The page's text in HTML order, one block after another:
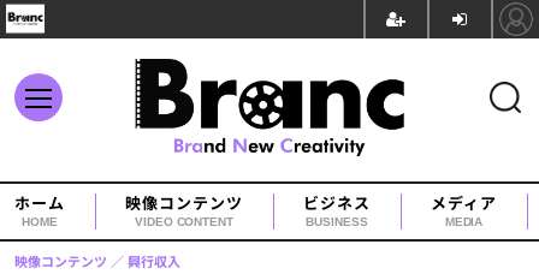
ホーム
HOME
映像コンテンツ
VIDEO CONTENT
ビジネス
BUSINESS
メディア
MEDIA
映像コンテンツ 興行収入